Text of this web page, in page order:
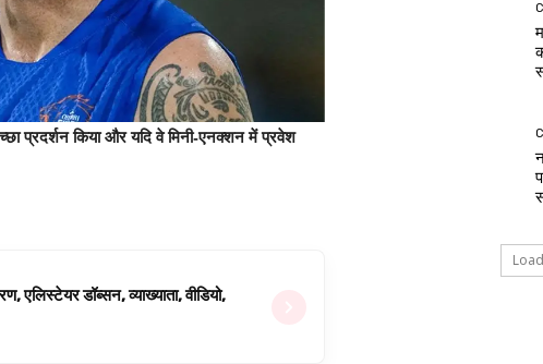
प्रदर्शन किया और यदि वे मिनी-एनक्शन में प्रवेश
एलिस्टेयर डॉब्सन, व्याख्याता, वीडियो,